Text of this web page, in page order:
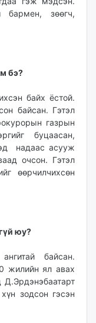
зөөгч,
бэ?
байх ёстой.
байсан. Гэтэл
газрын
буцаасан,
надаас асууж
очсон. Гэтэл
өөрчилчихсөн
юу?
байсан.
жилийн ял авах
Д.Эрдэнэбаатарт
зодсон гэсэн